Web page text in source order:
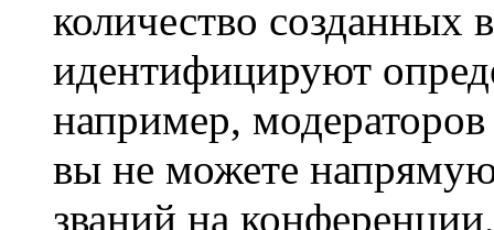
количество
идентифицируют
например,
вы не можете
званий на